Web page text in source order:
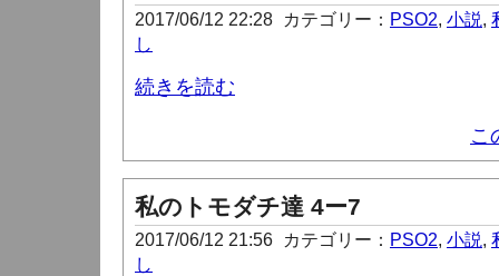
2017/06/12 22:28 カテゴリー： PSO2, 小説,
し
続きを読む
こ
私のトモダチ達 4ー7
2017/06/12 21:56 カテゴリー： PSO2, 小説,
し